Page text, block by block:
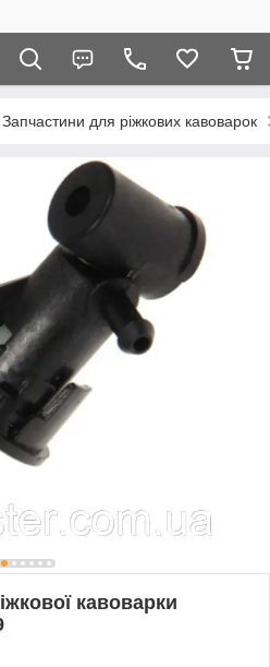
Запчастини для ріжкових кавоварок
кавоварки